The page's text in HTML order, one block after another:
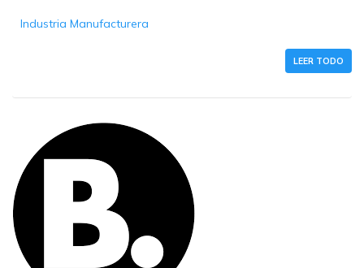
Industria Manufacturera
LEER TODO